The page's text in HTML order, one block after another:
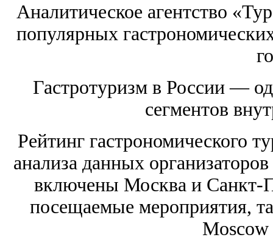
Аналитическое агентство
популярных
Гастротуризм в России —
сегментов
Рейтинг гастрономического
анализа данных
включены Москва и Санкт-
посещаемые мероприятия,
Moscow